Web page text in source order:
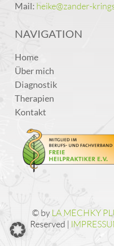
Mail: heike@zander-
NAVIGATION
Home
Über mich
Diagnostik
Therapien
Kontakt
© byLA MECHKY
Reserved |